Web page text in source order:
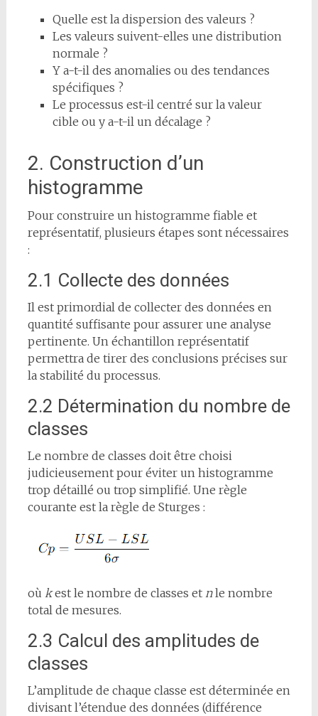
Quelle est la dispersion des valeurs ?
Les valeurs suivent-elles une distribution
normale ?
Y a-t-il des anomalies ou des tendances
spécifiques ?
Le processus est-il centré sur la valeur
cible ou y a-t-il un décalage ?
2. Construction d’un
histogramme
Pour construire un histogramme fiable et
représentatif, plusieurs étapes sont nécessaires
:
2.1 Collecte des données
Il est primordial de collecter des données en
quantité suffisante pour assurer une analyse
pertinente. Un échantillon représentatif
permettra de tirer des conclusions précises sur
la stabilité du processus.
2.2 Détermination du nombre de
classes
Le nombre de classes doit être choisi
judicieusement pour éviter un histogramme
trop détaillé ou trop simplifié. Une règle
courante est la règle de Sturges :
où kest le nombre de classes et nle nombre
total de mesures.
2.3 Calcul des amplitudes de
classes
L’amplitude de chaque classe est déterminée en
divisant l’étendue des données (différence